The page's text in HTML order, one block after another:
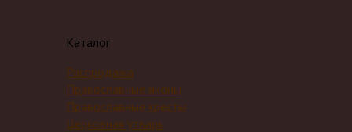
Каталог
Распродажа
Православные иконы
Православные кресты
Церковная утварь